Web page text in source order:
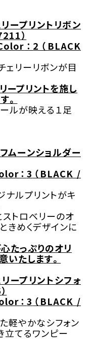
リープリントリボン
）
： 2 （ BLACK
ェリーリボンが目
ープリントを施し
。
ルが映える１足
ムーンショルダー
： 3 （BLACK /
ナルプリントがキ
トロベリーのオ
きめくデザインに
たっぷりのオリ
いたします。
リープリントシフォ
）
： 3 （BLACK /
軽やかなシフォン
立てるワンピー